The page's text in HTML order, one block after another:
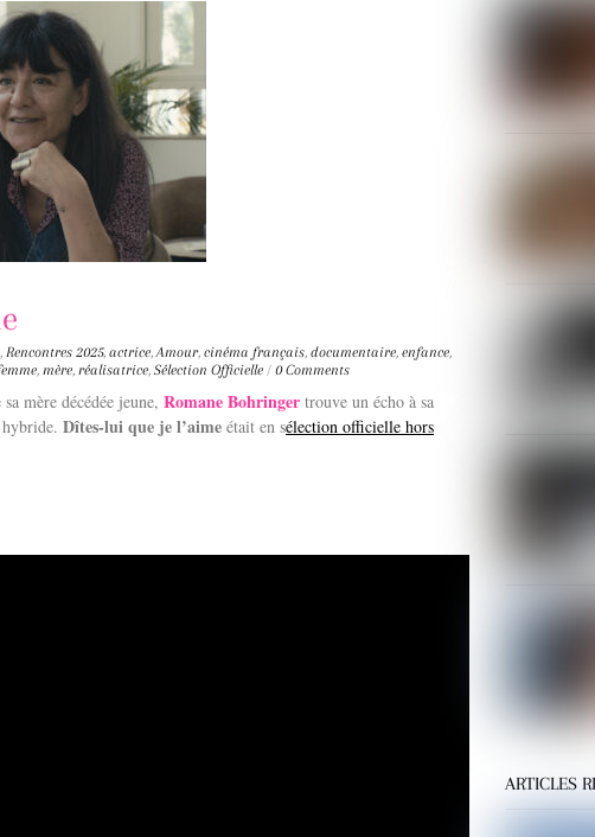
, Rencontres 2025, actrice, Amour, cinéma français, documentaire, enfance,
, mère, réalisatrice, Sélection Officielle / 0 Comments
mère décédée jeune, Romane Bohringer trouve un écho à sa
Dîtes-lui que je l’aime était en sélection officielle hors
ARTICLES